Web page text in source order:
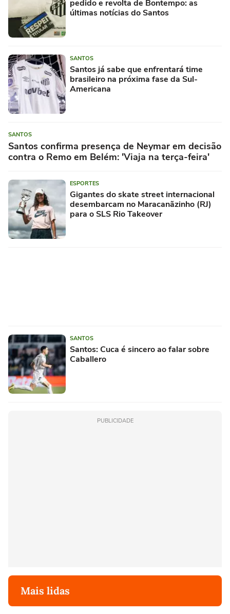
pedido e revolta de Bontempo: as
últimas notícias do Santos
SANTOS
Santos já sabe que enfrentará time
brasileiro na próxima fase da Sul-
Americana
SANTOS
Santos confirma presença de Neymar em decisão
contra o Remo em Belém: 'Viaja na terça-feira'
ESPORTES
Gigantes do skate street internacional
desembarcam no Maracanãzinho (RJ)
para o SLS Rio Takeover
SANTOS
Santos: Cuca é sincero ao falar sobre
Caballero
PUBLICIDADE
Mais lidas